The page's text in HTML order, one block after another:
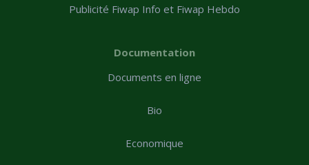
Publicité Fiwap Info et Fiwap Hebdo
Documentation
Documents en ligne
Bio
Economique